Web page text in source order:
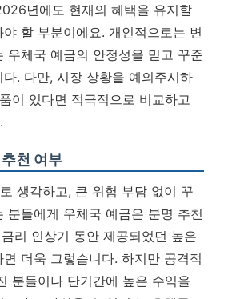
년에도 현재의 혜택을 유지할
할 부분이에요. 개인적으로는 변
우체국 예금의 안정성을 믿고 꾸준
. 다만, 시장 상황을 예의주시하
이 있다면 적극적으로 비교하고
천 여부
생각하고, 큰 위험 부담 없이 꾸
분들에게 우체국 예금은 분명 추천
리 인상기 동안 제공되었던 높은
더욱 그렇습니다. 하지만 공격적
분들이나 단기간에 높은 수익을